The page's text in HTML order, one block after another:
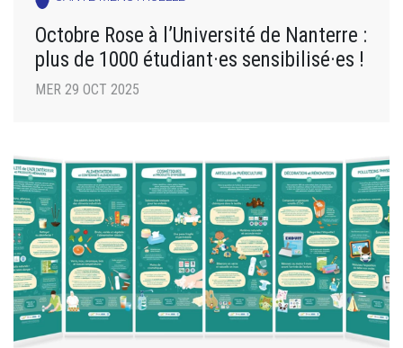
Octobre Rose à l’Université de Nanterre :
plus de 1000 étudiant·es sensibilisé·es !
MER 29 OCT 2025